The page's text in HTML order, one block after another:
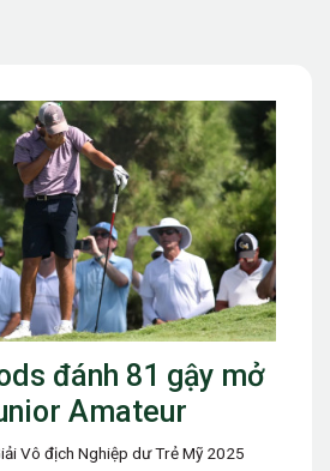
đánh 81 gậy mở
Amateur
Vô địch Nghiệp dư Trẻ Mỹ 2025